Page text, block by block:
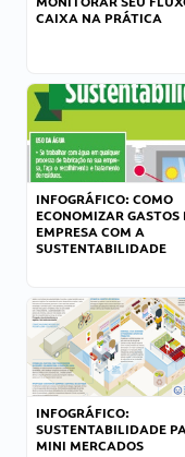
CAIXA NA PRÁTICA
INFOGRÁFICO: COMO
ECONOMIZAR GASTOS
EMPRESA COM A
SUSTENTABILIDADE
INFOGRÁFICO:
SUSTENTABILIDADE
MINI MERCADOS